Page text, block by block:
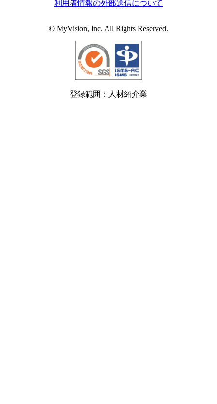
利用者情報の外部送信について
© MyVision, Inc. All Rights Reserved.
登録範囲：人材紹介業